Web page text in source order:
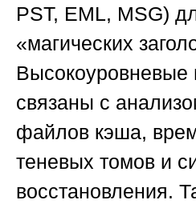
PST, EML, MSG)
«магических
Высокоуровневые
связаны с
файлов кэша,
теневых томов и
восстановления.